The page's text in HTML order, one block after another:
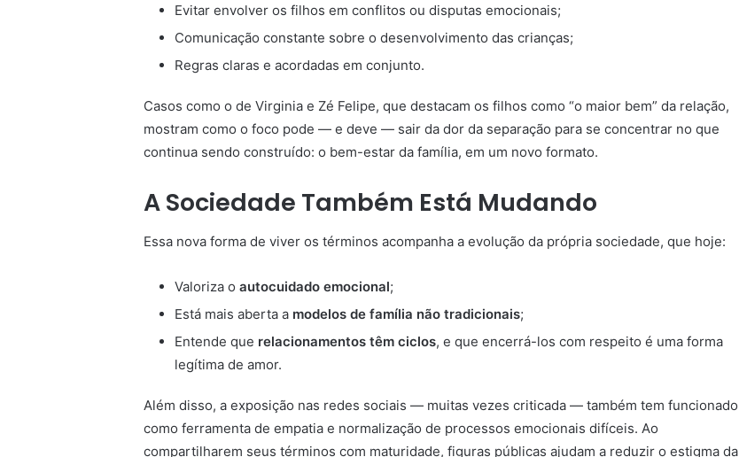
Evitar envolver os filhos em conflitos ou disputas emocionais;
Comunicação constante sobre o desenvolvimento das crianças;
Regras claras e acordadas em conjunto.
Casos como o de Virginia e Zé Felipe, que destacam os filhos como “o maior bem” da relação,
mostram como o foco pode — e deve — sair da dor da separação para se concentrar no que
continua sendo construído: o bem-estar da família, em um novo formato.
A Sociedade Também Está Mudando
Essa nova forma de viver os términos acompanha a evolução da própria sociedade, que hoje:
Valoriza o autocuidado emocional;
Está mais aberta a modelos de família não tradicionais;
Entende que relacionamentos têm ciclos, e que encerrá-los com respeito é uma forma
legítima de amor.
Além disso, a exposição nas redes sociais — muitas vezes criticada — também tem funcionado
como ferramenta de empatia e normalização de processos emocionais difíceis. Ao
compartilharem seus términos com maturidade, figuras públicas ajudam a reduzir o estigma da